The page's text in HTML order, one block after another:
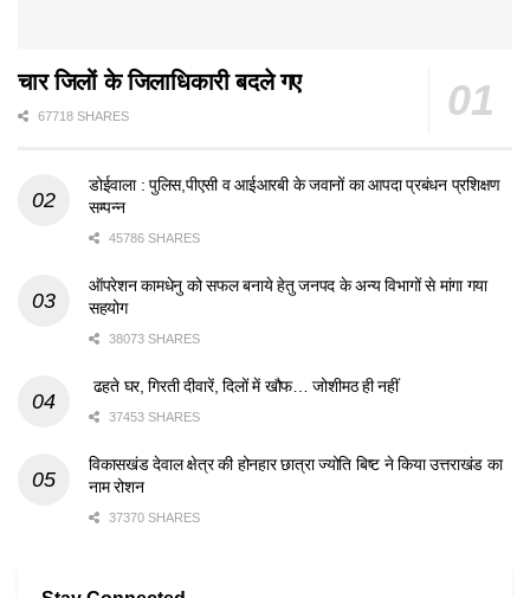
चार जिलों के जिलाधिकारी बदले गए
67718 SHARES
डोईवाला : पुलिस,पीएसी व आईआरबी के जवानों का आपदा प्रबंधन प्रशिक्षण
सम्पन्न
45786 SHARES
ऑपरेशन कामधेनु को सफल बनाये हेतु जनपद के अन्य विभागों से मांगा गया
सहयोग
38073 SHARES
ढहते घर, गिरती दीवारें, दिलों में खौफ… जोशीमठ ही नहीं
37453 SHARES
विकासखंड देवाल क्षेत्र की होनहार छात्रा ज्योति बिष्ट ने किया उत्तराखंड का
नाम रोशन
37370 SHARES